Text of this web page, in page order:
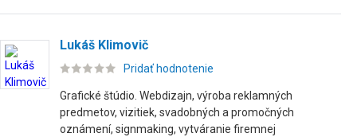
Lukáš Klimovič
Pridať hodnotenie
Grafické štúdio. Webdizajn, výroba reklamných
predmetov, vizitiek, svadobných a promočných
oznámení, signmaking, vytváranie firemnej